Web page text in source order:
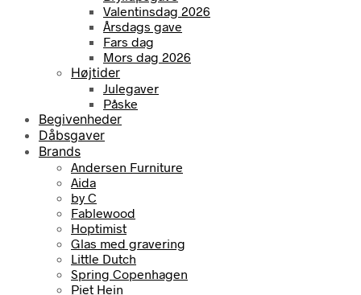
Valentinsdag 2026
Årsdags gave
Fars dag
Mors dag 2026
Højtider
Julegaver
Påske
Begivenheder
Dåbsgaver
Brands
Andersen Furniture
Aida
by C
Fablewood
Hoptimist
Glas med gravering
Little Dutch
Spring Copenhagen
Piet Hein